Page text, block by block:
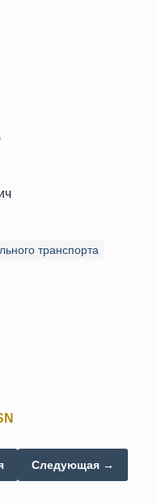
транспорта
Следующая →